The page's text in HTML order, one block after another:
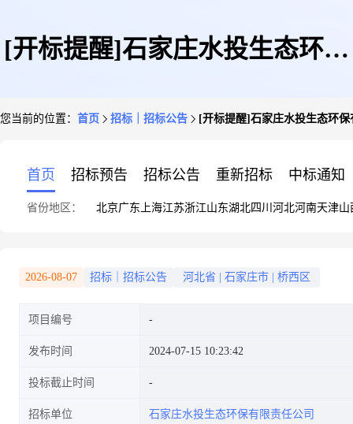
[开标提醒]石家庄水投生态环保
您当前的位置： 首页 招标｜招标公告 [开标提醒]石家庄水投生态环
首页 招标预告 招标公告 重新招标 中标通知
省份地区： 北京广东 上海江苏浙江山东湖北四川 河北河南天津山
2026-08-07 招标｜招标公告 河北省 石家庄市 桥西区
项目编号
发布时间 2024-07-15 10:23:42
投标截止时间
招标单位 石家庄水投生态环保有限责任公司